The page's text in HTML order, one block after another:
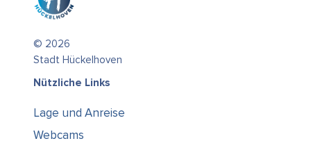
© 2026
Stadt Hückelhoven
Nützliche Links
Lage und Anreise
Webcams